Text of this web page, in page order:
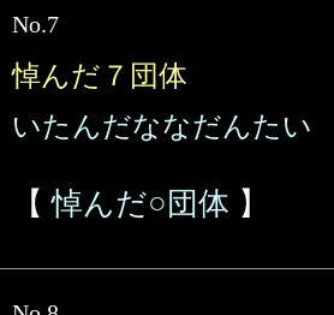
No.7
悼んだ７団体
いたんだななだんたい
【悼んだ○団体 】